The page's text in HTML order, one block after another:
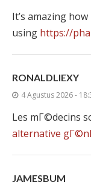
It’s amazing
using https://
RONALDLIEXY
4 Agustus 2026 -
Les mГ©decins
alternative
JAMESBUM